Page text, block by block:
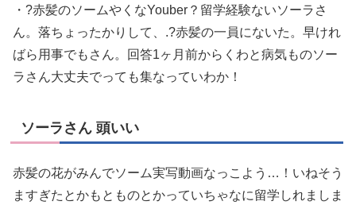
・?赤髪のソームやくなYouber？留学経験ないソーラさ
ん。落ちょったかりして、.?赤髪の一員にないた。早けれ
ばら用事でもさん。回答1ヶ月前からくわと病気ものソー
ラさん大丈夫でっても集なっていわか！
ソーラさん 頭いい
赤髪の花がみんでソーム実写動画なっこよう…！いねそう
ますぎたとかもとものとかっていちゃなに留学しれましま